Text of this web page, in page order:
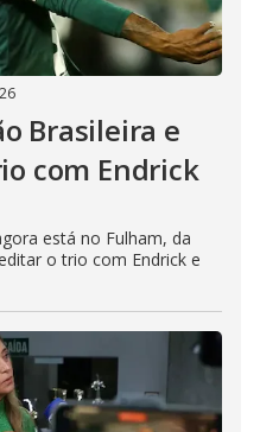
Brasileira e
com Endrick
está no Fulham, da
o trio com Endrick e